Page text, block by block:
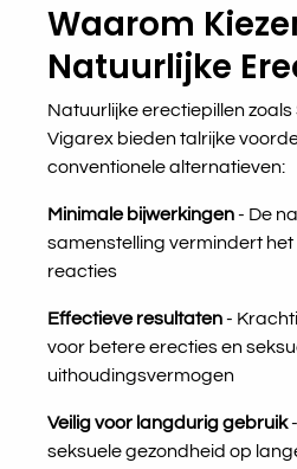
Waarom
Natuurlijke
Natuurlijke erectiepillen
Vigarex bieden talrijke
conventionele alternatieven:
Minimale bijwerkingen- De
samenstelling vermindert
reacties
Effectieve resultaten-
voor betere erecties en
uithoudingsvermogen
Veilig voor langdurig gebruik-
seksuele gezondheid op